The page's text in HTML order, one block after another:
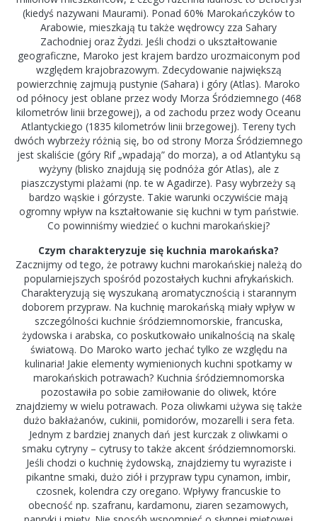
(kiedyś nazywani Maurami). Ponad 60% Marokańczyków to
Arabowie, mieszkają tu także wędrowcy zza Sahary
Zachodniej oraz Żydzi. Jeśli chodzi o ukształtowanie
geograficzne, Maroko jest krajem bardzo urozmaiconym pod
względem krajobrazowym. Zdecydowanie największą
powierzchnię zajmują pustynie (Sahara) i góry (Atlas). Maroko
od północy jest oblane przez wody Morza Śródziemnego (468
kilometrów linii brzegowej), a od zachodu przez wody Oceanu
Atlantyckiego (1835 kilometrów linii brzegowej). Tereny tych
dwóch wybrzeży różnią się, bo od strony Morza Śródziemnego
jest skaliście (góry Rif „wpadają” do morza), a od Atlantyku są
wyżyny (blisko znajdują się podnóża gór Atlas), ale z
piaszczystymi plażami (np. te w Agadirze). Pasy wybrzeży są
bardzo wąskie i górzyste. Takie warunki oczywiście mają
ogromny wpływ na kształtowanie się kuchni w tym państwie.
Co powinniśmy wiedzieć o kuchni marokańskiej?
Czym charakteryzuje się kuchnia marokańska?
Zacznijmy od tego, że potrawy kuchni marokańskiej należą do
popularniejszych spośród pozostałych kuchni afrykańskich.
Charakteryzują się wyszukaną aromatycznością i starannym
doborem przypraw. Na kuchnię marokańską miały wpływ w
szczególności kuchnie śródziemnomorskie, francuska,
żydowska i arabska, co poskutkowało unikalnością na skalę
światową. Do Maroko warto jechać tylko ze względu na
kulinaria! Jakie elementy wymienionych kuchni spotkamy w
marokańskich potrawach? Kuchnia śródziemnomorska
pozostawiła po sobie zamiłowanie do oliwek, które
znajdziemy w wielu potrawach. Poza oliwkami używa się także
dużo bakłażanów, cukinii, pomidorów, mozarelli i sera feta.
Jednym z bardziej znanych dań jest kurczak z oliwkami o
smaku cytryny – cytrusy to także akcent śródziemnomorski.
Jeśli chodzi o kuchnię żydowską, znajdziemy tu wyraziste i
pikantne smaki, dużo ziół i przypraw typu cynamon, imbir,
czosnek, kolendra czy oregano. Wpływy francuskie to
obecność np. szafranu, kardamonu, ziaren sezamowych,